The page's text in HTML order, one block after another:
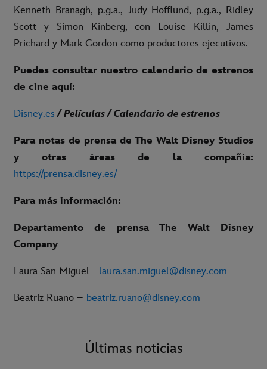
Kenneth Branagh, p.g.a., Judy Hofflund, p.g.a., Ridley
Scott y Simon Kinberg, con Louise Killin, James
Prichard y Mark Gordon como productores ejecutivos.
Puedes consultar nuestro calendario de estrenos
de cine aquí:
Disney.es / Películas / Calendario de estrenos
Para notas de prensa de The Walt Disney Studios
y otras áreas de la compañía:
https://prensa.disney.es/
Para más información:
Departamento de prensa The Walt Disney
Company
Laura San Miguel - laura.san.miguel@disney.com
Beatriz Ruano – beatriz.ruano@disney.com
Últimas noticias